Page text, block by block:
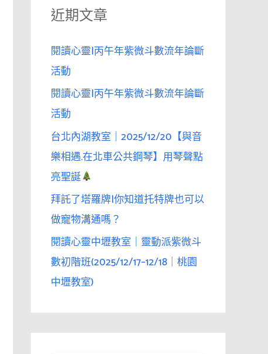
字
近期文章
閱讀心靈|丙午年紫微斗數流年論斷
活動
閱讀心靈|丙午年紫微斗數流年論斷
活動
台北內湖教室｜2025/12/20【與音
樂相遇.在北車公共鋼琴】用琴聲點
亮聖誕
拜託了塔羅牌|你知道托特牌也可以
做寵物溝通嗎？
閱讀心靈中壢教室｜靈動派紫微斗
數初階班(2025/12/17–12/18｜桃園
中壢教室)